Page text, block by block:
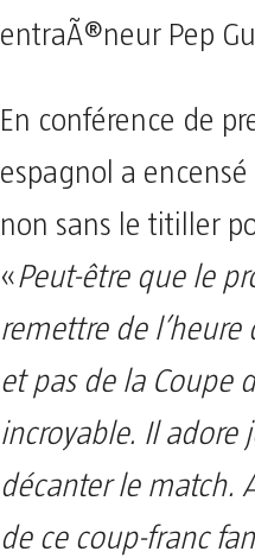
entraÃ®neur Pep
En conférence de
espagnol a
non sans le titiller
«Peut-être que le
remettre de l’heure
et pas de la Coupe
incroyable. Il adore
décanter le match.
de ce coup-franc